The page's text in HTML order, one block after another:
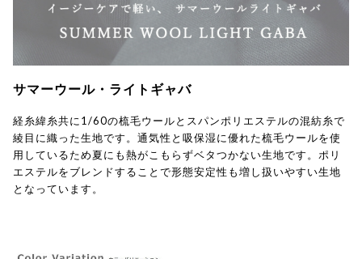
サマーウール・ライトギャバ
経糸緯糸共に1/60の梳毛ウールとスパンポリエステルの混紡糸で
綾目に織った生地です。通気性と吸保湿に優れた梳毛ウールを使
用しているため夏にも熱がこもらずベタつかない生地です。ポリ
エステルをブレンドすることで形態安定性も増し扱いやすい生地
となっています。